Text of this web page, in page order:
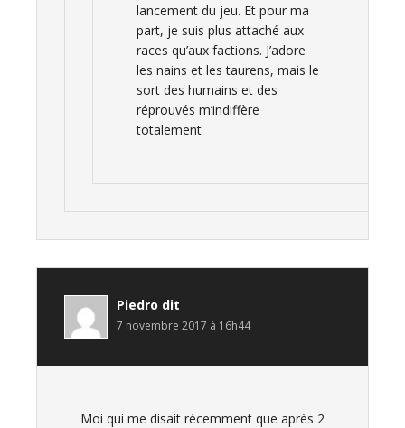
lancement du jeu. Et pour ma
part, je suis plus attaché aux
races qu’aux factions. J’adore
les nains et les taurens, mais le
sort des humains et des
réprouvés m’indiffère
totalement
Piedro dit
7 novembre 2017 à 16h44
Moi qui me disait récemment que après 2